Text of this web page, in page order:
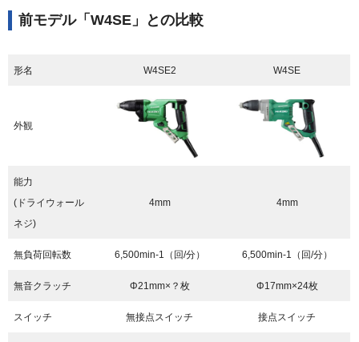
前モデル「W4SE」との比較
形名 W4SE2 W4SE
外観
能力
(ドライウォール
ネジ)
4mm 4mm
無負荷回転数 6,500min-1 （回/分） 6,500min-1 （回/分）
無音クラッチ Φ21mm×？枚 Φ17mm×24枚
スイッチ 無接点スイッチ 接点スイッチ